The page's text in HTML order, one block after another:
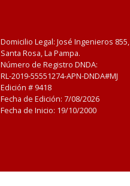
Domicilio Legal: José Ingenieros 855,
Santa Rosa, La Pampa.
Número de Registro DNDA:
RL-2019-55551274-APN-DNDA#MJ
Edición # 9418
Fecha de Edición: 7/08/2026
Fecha de Inicio: 19/10/2000